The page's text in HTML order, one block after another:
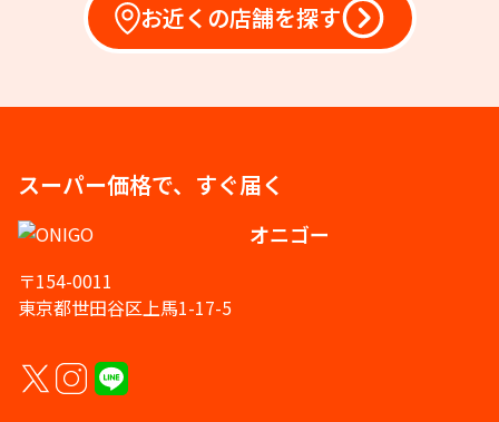
お近くの店舗を探す
スーパー価格で、すぐ届く
オニゴー
〒154-0011
東京都世田谷区上馬1-17-5